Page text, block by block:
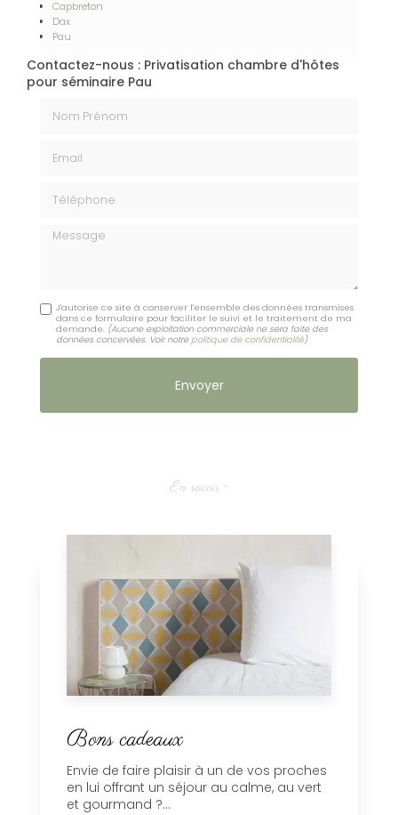
Capbreton
Dax
Pau
Contactez-nous : Privatisation chambre d'hôtes
pour séminaire Pau
Message
J'autorise ce site à conserver l'ensemble des données transmises
dans ce formulaire pour faciliter le suivi et le traitement de ma
demande. (Aucune exploitation commerciale ne sera faite des
données concervées. Voir notre politique de confidentialité)
En savoir +
Bons cadeaux
Envie de faire plaisir à un de vos proches
en lui offrant un séjour au calme, au vert
et gourmand ?...